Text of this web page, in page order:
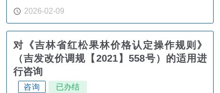
2026-02-09
对《吉林省红松果林价格认定操作规则》
（吉发改价调规【2021】558号）的适用进
行咨询
咨询 已办结